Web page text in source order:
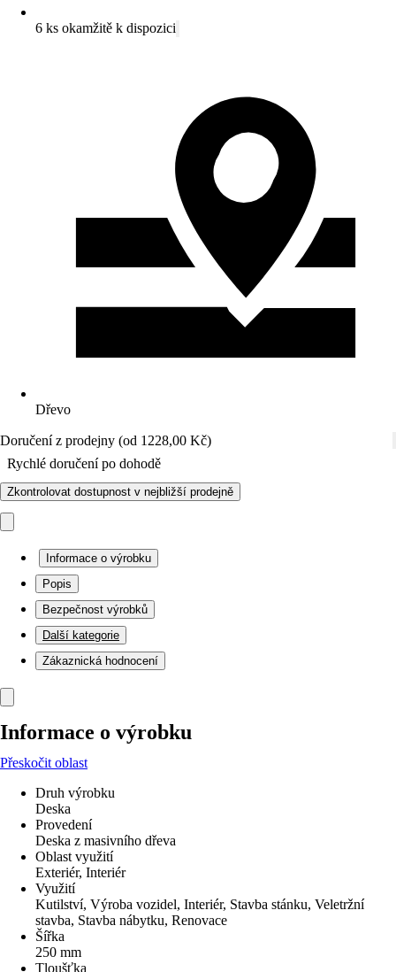
6 ks okamžitě k dispozici
Dřevo
Doručení z prodejny (od 1228,00 Kč)
Rychlé doručení po dohodě
Zkontrolovat dostupnost v nejbližší prodejně
Informace o výrobku
Popis
Bezpečnost výrobků
Další kategorie
Zákaznická hodnocení
Informace o výrobku
Přeskočit oblast
Druh výrobku
Deska
Provedení
Deska z masivního dřeva
Oblast využití
Exteriér, Interiér
Využití
Kutilství, Výroba vozidel, Interiér, Stavba stánku, Veletržní
stavba, Stavba nábytku, Renovace
Šířka
250 mm
Tloušťka